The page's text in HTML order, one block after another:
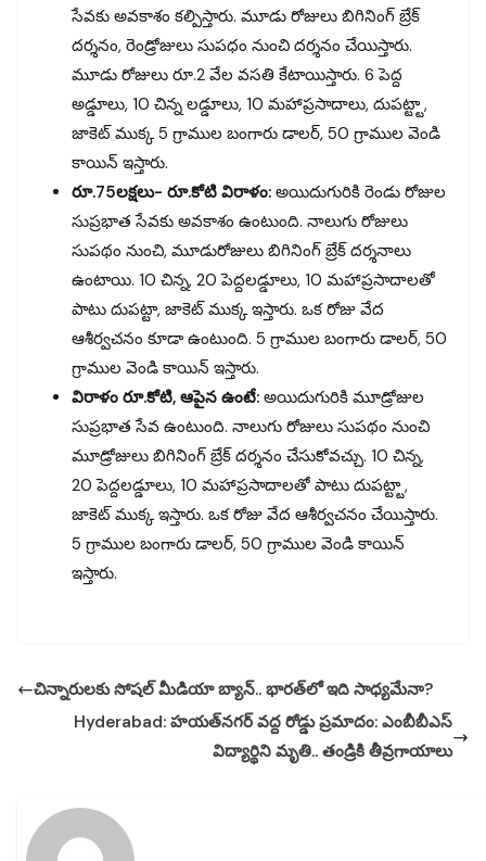
సేవకు అవకాశం కల్పిస్తారు. మూడు రోజులు బిగినింగ్‌ బ్రేక్‌
దర్శనం, రెండ్రోజులు సుపధం నుంచి దర్శనం చేయిస్తారు.
మూడు రోజులు రూ.2 వేల వసతి కేటాయిస్తారు. 6 పెద్ద
అడ్డూలు, 10 చిన్న లడ్డూలు, 10 మహాప్రసాదాలు, దుపట్ట్టా,
జాకెట్‌ ముక్క 5 గ్రాముల బంగారు డాలర్, 50 గ్రాముల వెండి
కాయిన్‌ ఇస్తారు.
రూ.75లక్షలు- రూ.కోటి విరాళం: అయిదుగురికి రెండు రోజుల
సుప్రభాత సేవకు అవకాశం ఉంటుంది. నాలుగు రోజులు
సుపథం నుంచి, మూడురోజులు బిగినింగ్‌ బ్రేక్‌ దర్శనాలు
ఉంటాయి. 10 చిన్న, 20 పెద్దలడ్డూలు, 10 మహాప్రసాదాలతో
పాటు దుపట్టా, జాకెట్‌ ముక్క ఇస్తారు. ఒక రోజు వేద
ఆశీర్వచనం కూడా ఉంటుంది. 5 గ్రాముల బంగారు డాలర్, 50
గ్రాముల వెండి కాయిన్‌ ఇస్తారు.
విరాళం రూ.కోటి, ఆపైన ఉంటే: అయిదుగురికి మూడ్రోజుల
సుప్రభాత సేవ ఉంటుంది. నాలుగు రోజులు సుపథం నుంచి
మూడ్రోజులు బిగినింగ్‌ బ్రేక్‌ దర్శనం చేసుకోవచ్చు. 10 చిన్న,
20 పెద్దలడ్డూలు, 10 మహాప్రసాదాలతో పాటు దుపట్ట్టా,
జాకెట్‌ ముక్క ఇస్తారు. ఒక రోజు వేద ఆశీర్వచనం చేయిస్తారు.
5 గ్రాముల బంగారు డాలర్, 50 గ్రాముల వెండి కాయిన్‌
ఇస్తారు.
చిన్నారులకు సోషల్‌ మీడియా బ్యాన్‌.. భారత్‌లో ఇది సాధ్యమేనా?
Hyderabad: హయత్‌నగర్‌ వద్ద రోడ్డు ప్రమాదం: ఎంబీబీఎస్‌
విద్యార్థిని మృతి.. తండ్రికి తీవ్రగాయాలు